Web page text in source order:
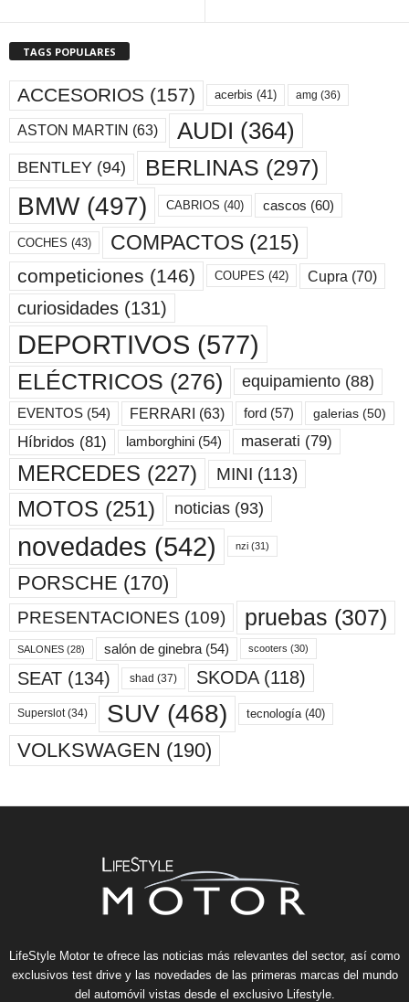
TAGS POPULARES
ACCESORIOS (157) acerbis (41) amg (36)
ASTON MARTIN (63) AUDI (364)
BENTLEY (94) BERLINAS (297)
BMW(497) CABRIOS (40) cascos (60)
COCHES (43) COMPACTOS (215)
competiciones (146) COUPES (42) Cupra (70)
curiosidades (131)
DEPORTIVOS (577)
ELÉCTRICOS (276) equipamiento (88)
EVENTOS (54) FERRARI (63) ford (57) galerias (50)
Híbridos (81) lamborghini (54) maserati (79)
MERCEDES (227) MINI (113)
MOTOS (251) noticias (93)
novedades (542) nzi (31)
PORSCHE (170)
PRESENTACIONES (109) pruebas (307)
SALONES (28) salón de ginebra (54) scooters (30)
SEAT (134) shad (37) SKODA(118)
Superslot(34) SUV (468) tecnología (40)
VOLKSWAGEN (190)
LifeStyle Motor te ofrece las noticias más relevantes del sector, así como
exclusivos test drive y las novedades de las primeras marcas del mundo
del automóvil vistas desde el exclusivo Lifestyle.